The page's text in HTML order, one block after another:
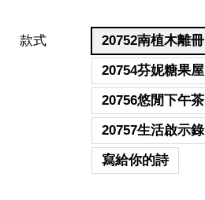
款式
20752南植木離冊
20754芬妮糖果屋
20756悠閒下午茶
20757生活啟示錄
寫給你的詩